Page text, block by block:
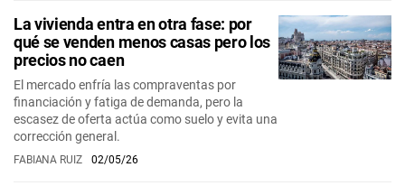
La vivienda entra en otra fase: por
qué se venden menos casas pero los
precios no caen
El mercado enfría las compraventas por
financiación y fatiga de demanda, pero la
escasez de oferta actúa como suelo y evita una
corrección general.
FABIANA RUIZ 02/05/26